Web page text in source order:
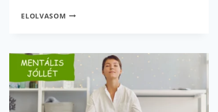
ELOLVASOM TERMÉSZETES
–
VITAMIN